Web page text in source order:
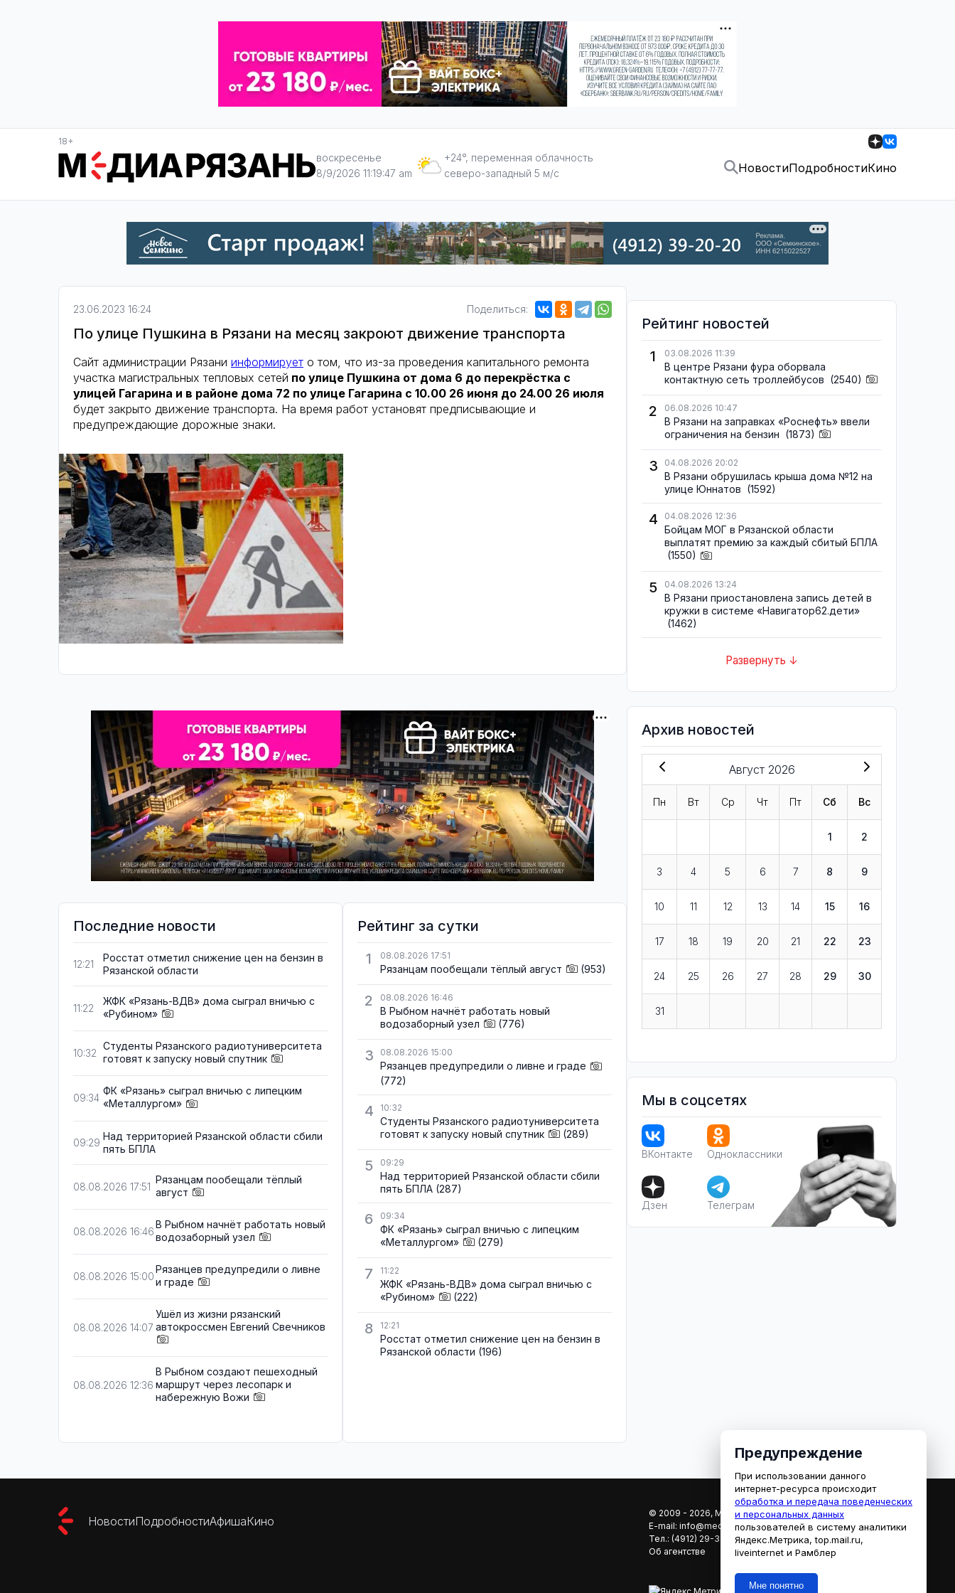
18+
воскресенье
8/9/2026 11:19:48 am
+24°, переменная облачность
северо-западный 5 м/с
НовостиПодробностиКино
23.06.2023 16:24 Поделиться:
По улице Пушкина в Рязани на месяц закроют движение транспорта
Сайт администрации Рязани информирует о том, что из-за проведения капитального ремонта
участка магистральных тепловых сетей по улице Пушкина от дома 6 до перекрёстка с
улицей Гагарина и в районе дома 72 по улице Гагарина с 10.00 26 июня до 24.00 26 июля
будет закрыто движение транспорта. На время работ установят предписывающие и
предупреждающие дорожные знаки.
Последние новости
12:21
Росстат отметил снижение цен на бензин в
Рязанской области
11:22
ЖФК «Рязань-ВДВ» дома сыграл вничью с
«Рубином»
10:32
Студенты Рязанского радиотуниверситета
готовят к запуску новый спутник
09:34
ФК «Рязань» сыграл вничью с липецким
«Металлургом»
09:29
Над территорией Рязанской области сбили
пять БПЛА
08.08.2026 17:51
Рязанцам пообещали тёплый
август
08.08.2026 16:46
В Рыбном начнёт работать новый
водозаборный узел
08.08.2026 15:00
Рязанцев предупредили о ливне
и граде
08.08.2026 14:07
Ушёл из жизни рязанский
автокроссмен Евгений Свечников
08.08.2026 12:36
В Рыбном создают пешеходный
маршрут через лесопарк и
набережную Вожи
Рейтинг за сутки
1
08.08.2026 17:51
Рязанцам пообещали тёплый август (953)
2 08.08.2026 16:46
В Рыбном начнёт работать новый
водозаборный узел
(776)
3 08.08.2026 15:00
Рязанцев предупредили о ливне и граде
(772)
4 10:32
Студенты Рязанского радиотуниверситета
готовят к запуску новый спутник
(289)
5 09:29
Над территорией Рязанской области сбили
пять БПЛА (287)
6 09:34
ФК «Рязань» сыграл вничью с липецким
«Металлургом»
(279)
7 11:22
ЖФК «Рязань-ВДВ» дома сыграл вничью с
«Рубином»
(222)
8 12:21
Росстат отметил снижение цен на бензин в
Рязанской области (196)
Рейтинг новостей
1
03.08.2026 11:39
В центре Рязани фура оборвала
контактную сеть троллейбусов (2540)
2 06.08.2026 10:47
В Рязани на заправках «Роснефть» ввели
ограничения на бензин (1873)
3 04.08.2026 20:02
В Рязани обрушилась крыша дома №12 на
улице Юннатов (1592)
4 04.08.2026 12:36
Бойцам МОГ в Рязанской области
выплатят премию за каждый сбитый БПЛА
(1550)
5 04.08.2026 13:24
В Рязани приостановлена запись детей в
кружки в системе «Навигатор62.дети»
(1462)
Развернуть ↓
Архив новостей
Август 2026
Пн Вт Ср Чт Пт Сб Вс
1 2
3 4 5 6 7 8 9
10 11 12 13 14 15 16
17 18 19 20 21 22 23
24 25 26 27 28 29 30
31
Мы в соцсетях
ВКонтакте Одноклассники
Дзен Телеграм
НовостиПодробностиАфишаКино
© 2009 - 2026, МЕДИАРЯЗАНЬ
E-mail: info@mediaryazan.ru,reklama@mediaryazan.ru
Тел.: (4912) 29-33-66
Об агентстве
Предупреждение
При использовании данного
интернет-ресурса происходит
обработка и передача поведенческих
и персональных данных
пользователей в систему аналитики
Яндекс.Метрика, top.mail.ru,
liveinternet и Рамблер
Мне понятно